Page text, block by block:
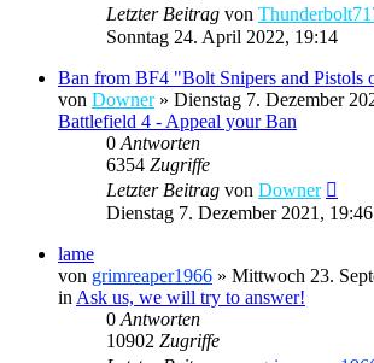
Letzter Beitrag von
Sonntag 24. April 2022, 19:14
Ban from BF4 "Bolt Snipers and Pistols
von Downer» Dienstag 7. Dezember
Battlefield 4 - Appeal your Ban
0 Antworten
6354 Zugriffe
Letzter Beitrag von Downer
Dienstag 7. Dezember 2021, 19:46
lame
von grimreaper1966 » Mittwoch 23.
in Ask us, we will try to answer!
0 Antworten
10902 Zugriffe